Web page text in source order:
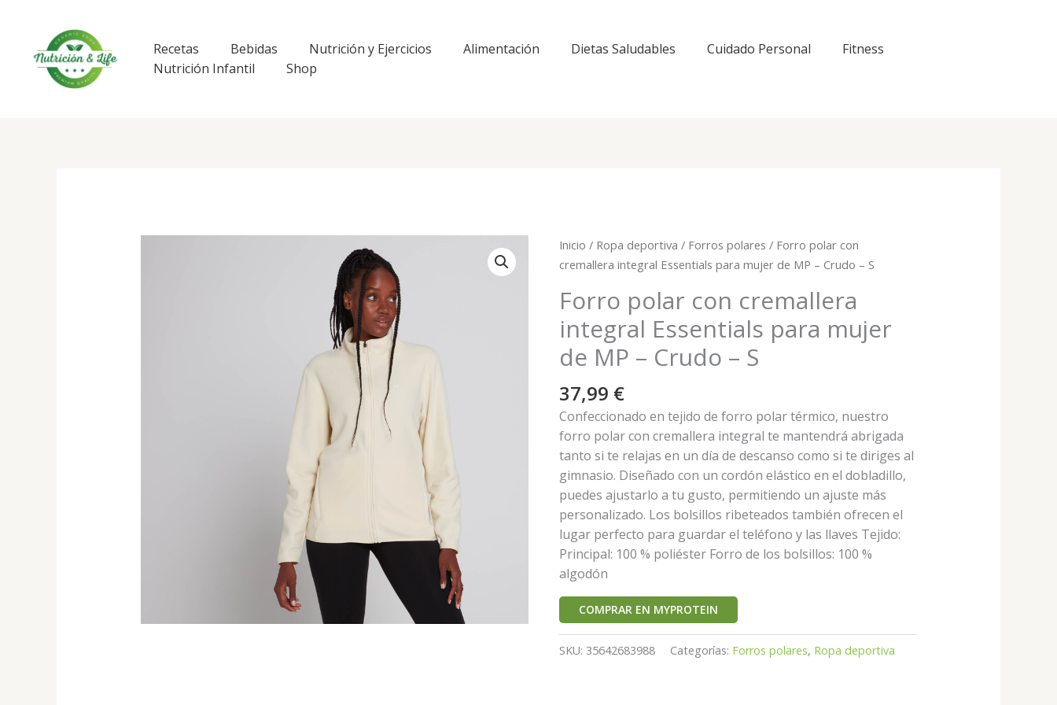
contenido
Recetas Bebidas Nutrición y Ejercicios Alimentación Dietas Saludables Cuidado Personal
Fitness
Nutrición Infantil
Shop
Inicio / Ropa deportiva / Forros polares / Forro polar con
cremallera integral Essentials para mujer de MP – Crudo – S
Forro polar con cremallera
integral Essentials para mujer
de MP – Crudo – S
37,99 €
Confeccionado en tejido de forro polar térmico, nuestro
forro polar con cremallera integral te mantendrá abrigada
tanto si te relajas en un día de descanso como si te diriges al
gimnasio. Diseñado con un cordón elástico en el dobladillo,
puedes ajustarlo a tu gusto, permitiendo un ajuste más
personalizado. Los bolsillos ribeteados también ofrecen el
lugar perfecto para guardar el teléfono y las llaves Tejido:
Principal: 100 % poliéster Forro de los bolsillos: 100 %
algodón
COMPRAR EN MYPROTEIN
SKU: 35642683988 Categorías: Forros polares, Ropa deportiva